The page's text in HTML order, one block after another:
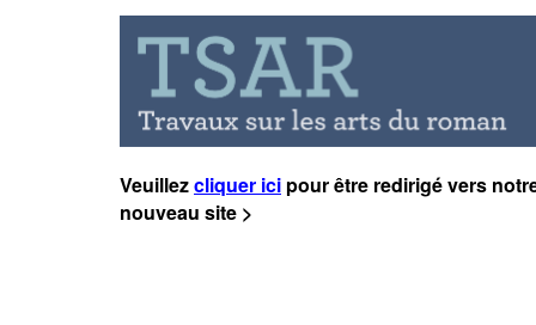
Veuillezcliquer ici pour être redirigé vers
nouveau site >